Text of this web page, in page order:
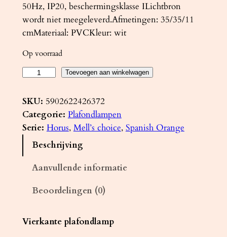
50Hz, IP20, beschermingsklasse ILichtbron
wordt niet meegeleverd.Afmetingen: 35/35/11
cmMateriaal: PVCKleur: wit
Op voorraad
a
f
o
H
Toevoegen aan winkelwagen
SKU: 5902622426372
Categorie: Plafondlampen
Serie: Horus, Mell’s choice, Spanish Orange
Beschrijving
Aanvullende informatie
Beoordelingen (0)
Vierkante plafondlamp